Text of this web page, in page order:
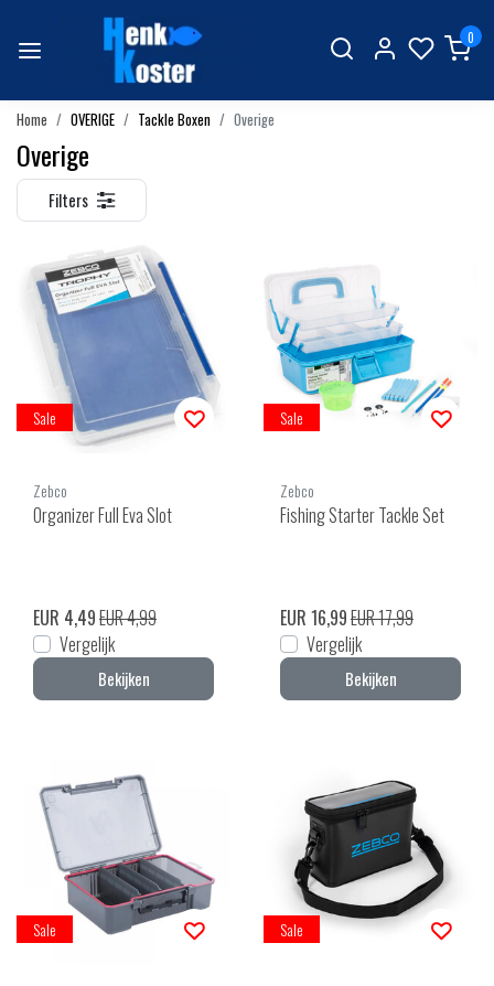
0
Home OVERIGE Tackle Boxen Overige
Overige
Filters
Sale
Zebco
Organizer Full Eva Slot
EUR 4,49EUR 4,99
Vergelijk
Bekijken
Sale
Zebco
Fishing Starter Tackle Set
EUR 16,99EUR 17,99
Vergelijk
Bekijken
Sale Sale